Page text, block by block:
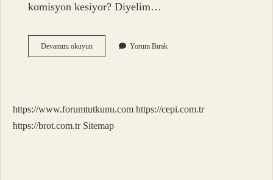
komisyon kesiyor? Diyelim…
Devamını okuyunGetir
Yüzde
Yorum Bırak
https://www.forumtutkunu.com https://cepi.com.tr
https://brot.com.tr Sitemap